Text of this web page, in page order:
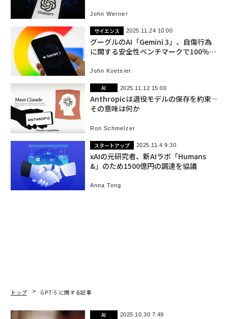
John Werner
サイエンス 2025.11.24 10:00
グーグルのAI「Gemini 3」、自傷行為
に関する安全性ベンチマークで100％達
John Koetsier
AI 2025.11.12 15:00
Anthropicは退役モデルの保存を約束――
その意味は何か
Ron Schmelzer
スタートアップ 2025.11.4 9:30
xAIの元研究者、新AIラボ「Humans
&」のため1500億円の調達を協議
Anna Tong
トップ GPT-5 に関する記事
AI 2025.10.30 7:49